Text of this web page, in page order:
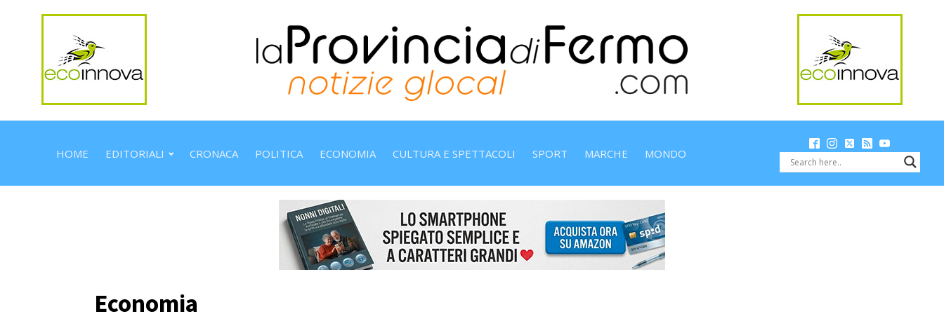
HOME EDITORIALI CRONACA POLITICA ECONOMIA CULTURA E SPETTACOLI SPORT MARCHE MONDO
Economia